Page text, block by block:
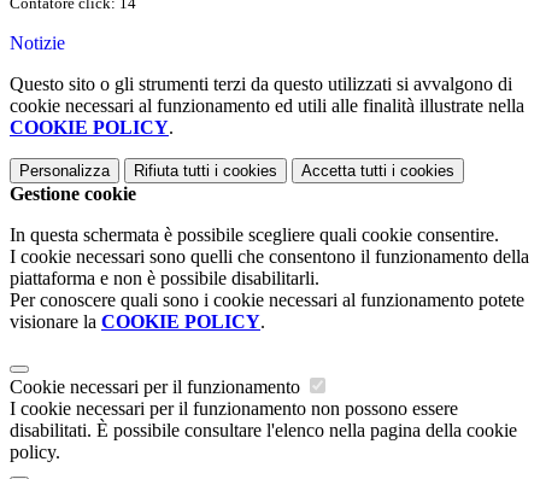
Notizie
Questo sito o gli strumenti terzi da questo utilizzati si avvalgono di
cookie necessari al funzionamento ed utili alle finalità illustrate nella
COOKIE POLICY.
Personalizza Rifiuta tutti i cookies Accetta tutti i cookies
Gestione cookie
In questa schermata è possibile scegliere quali cookie consentire.
I cookie necessari sono quelli che consentono il funzionamento della
piattaforma e non è possibile disabilitarli.
Per conoscere quali sono i cookie necessari al funzionamento potete
visionare la COOKIE POLICY.
Cookie necessari per il funzionamento
I cookie necessari per il funzionamento non possono essere
disabilitati. È possibile consultare l'elenco nella pagina della cookie
policy.